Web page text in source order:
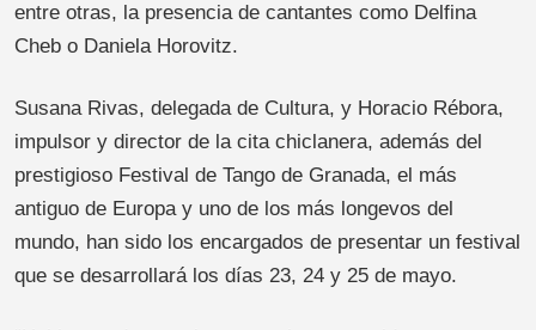
entre otras, la presencia de cantantes como Delfina
Cheb o Daniela Horovitz.
Susana Rivas, delegada de Cultura, y Horacio Rébora,
impulsor y director de la cita chiclanera, además del
prestigioso Festival de Tango de Granada, el más
antiguo de Europa y uno de los más longevos del
mundo, han sido los encargados de presentar un festival
que se desarrollará los días 23, 24 y 25 de mayo.